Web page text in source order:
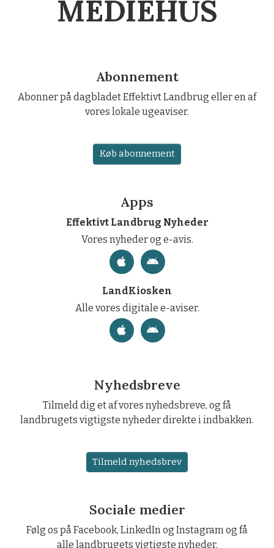
MEDIEHUS
Abonnement
Abonner på dagbladet Effektivt Landbrug eller en af
vores lokale ugeaviser.
Køb abonnement
Apps
Effektivt Landbrug Nyheder
Vores nyheder og e-avis.
LandKiosken
Alle vores digitale e-aviser.
Nyhedsbreve
Tilmeld dig et af vores nyhedsbreve, og få
landbrugets vigtigste nyheder direkte i indbakken.
Tilmeld nyhedsbrev
Sociale medier
Følg os på Facebook, LinkedIn og Instagram og få
alle landbrugets vigtigste nyheder.